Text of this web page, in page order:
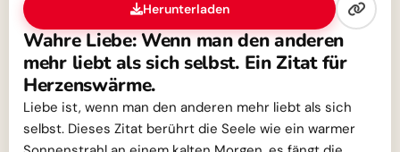
Herunterladen
Wahre Liebe: Wenn man den anderen
mehr liebt als sich selbst. Ein Zitat für
Herzenswärme.
Liebe ist, wenn man den anderen mehr liebt als sich
selbst. Dieses Zitat berührt die Seele wie ein warmer